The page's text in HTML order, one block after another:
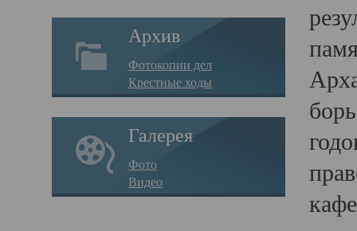
Архив
Фотокопии дел
Крестные ходы
Галерея
Фото
Видео